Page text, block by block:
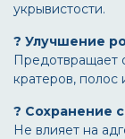
укрывистости.
? Улучшение
Предотвращает
кратеров,
?️ Сохранение
Не влияет на